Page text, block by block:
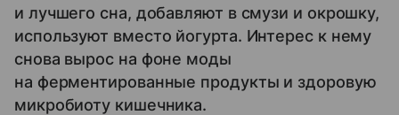
и лучшего сна, добавляют в смузи и окрошку,
используют вместо йогурта. Интерес к нему
снова вырос на фоне моды
на ферментированные продукты и здоровую
микробиоту кишечника.